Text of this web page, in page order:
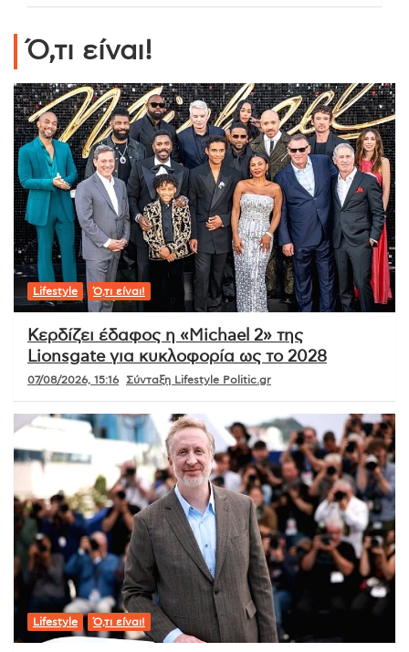
Ό,τι είναι!
Lifestyle Ό,τι είναι!
Κερδίζει έδαφος η «Michael 2» της
Lionsgate για κυκλοφορία ως το 2028
07/08/2026, 15:16 Σύνταξη Lifestyle Politic.gr
Lifestyle Ό,τι είναι!